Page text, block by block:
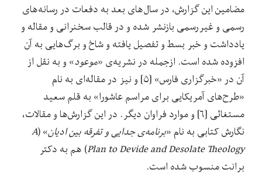
مضامین این گزارش، در سال‌های بعد به دفعات در رسانه‌های
رسمی و غیررسمی بازنشر شده و در قالب سخنرانی و مقاله و
یادداشت و خبر بسط و تفصیل یافته و شاخ و برگ‌هایی به آن
افزوده شده است. ازجمله در نشریه‌ی «موعود» و به نقل از
آن در «خبرگزاری فارس» [۵] و نیز در مقاله‌ای به نام
«طرح‌های آمریکایی برای مراسم عاشورا» به قلم سعید
مستغاثی [۶] و موارد فراوان دیگر. در این گزارش‌ها و مقالات،
نگارش کتابی به نام «برنامه‌ی جدایی و تفرقه بین ادیان» (
A
Plan to Devide andDesolate Theology
) هم به دکتر
برانت منسوب شده است.